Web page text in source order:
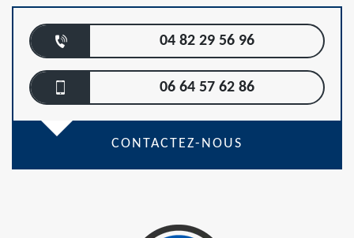
04 82 29 56 96
06 64 57 62 86
CONTACTEZ-NOUS